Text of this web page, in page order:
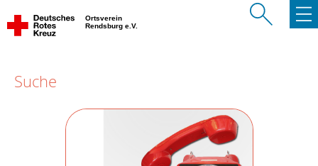
Ortsverein
Rendsburg e.V.
Suche